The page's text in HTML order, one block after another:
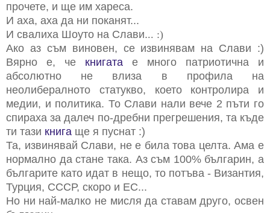
прочете, и ще им хареса.
И аха, аха да ни поканят...
И свалиха Шоуто на Слави... :)
Ако аз съм виновен, се извинявам на Слави :)
Вярно е, че книгата е много патриотична и
абсолютно не влиза в профила на
неолибералното статукво, което контролира и
медии, и политика. То Слави нали вече 2 пъти го
спираха за далеч по-дребни прегрешения, та къде
ти тази книга ще я пуснат :)
Та, извинявай Слави, не е била това целта. Ама е
нормално да стане така. Аз съм 100% българин, а
българите като идат в нещо, то потъва - Византия,
Турция, СССР, скоро и ЕС...
Но ни най-малко не мисля да ставам друго, освен